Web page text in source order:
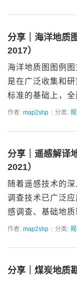
分享｜海洋地质
2017）
海洋地质图图例
是在广泛收集和
标准的基础上，
及用色现状，参
作者: map2shp 分类:
分享｜遥感解译
2021）
随着遥感技术的
调查技术已广泛
感调查、基础地质
地面沉降（或地
作者: map2shp 分类:
分享｜煤炭地质